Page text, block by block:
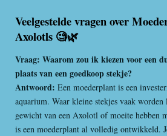
Veelgestelde vragen over
Axolotls 🧐🌿
Vraag: Waarom zou ik kiezen voor een
plaats van een goedkoop stekje?
Antwoord: Een moederplant is een
aquarium. Waar kleine stekjes vaak
gewicht van een Axolotl of moeite hebben
is een moederplant al volledig ontwikkeld.